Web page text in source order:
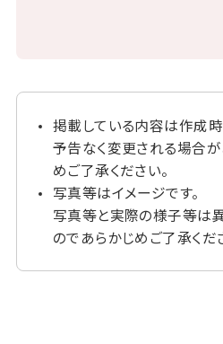
掲載している内容は作成時
予告なく変更される場合
めご了承ください。
写真等はイメージです。
写真等と実際の様子等は
のであらかじめご了承くだ